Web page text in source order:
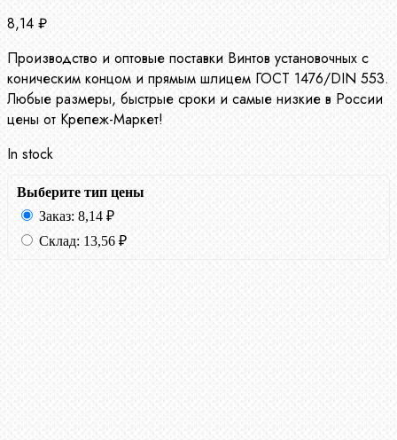
8,14 ₽
Производство и оптовые поставки Винтов установочных с
коническим концом и прямым шлицем ГОСТ 1476/DIN 553.
Любые размеры, быстрые сроки и самые низкие в России
цены от Крепеж-Маркет!
In stock
Выберите тип цены
Заказ: 8,14 ₽
Склад: 13,56 ₽